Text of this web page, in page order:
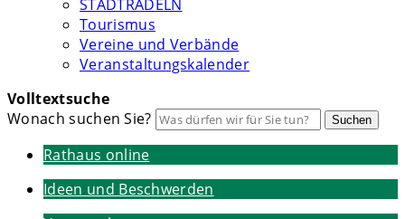
STADTRADELN
Tourismus
Vereine und Verbände
Veranstaltungskalender
Volltextsuche
Wonach suchen Sie?
Suchen
Rathaus online
Ideen und Beschwerden